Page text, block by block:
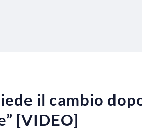
il cambio
[VIDEO]